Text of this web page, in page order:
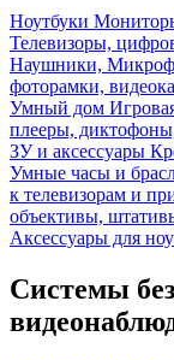
Ноутбуки
Телевизоры,
Наушники,
фоторамки,
Умный дом
плееры,
ЗУ и аксессуары
Умные часы и
к телевизорам и
объективы,
Аксессуары для
Системы